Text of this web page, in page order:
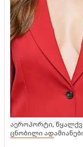
აეროპორტი,
ცნობილი